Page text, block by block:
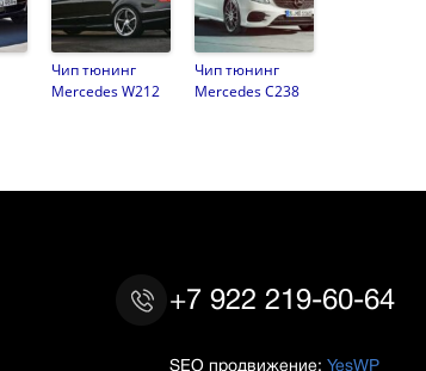
Чип тюнинг
Mercedes W212
Чип тюнинг
Mercedes C238
+7 922 219-60-64
SEO продвижение: YesWP